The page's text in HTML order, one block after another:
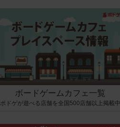
ボードゲームカフェ一覧
ボドゲが遊べる店舗を全国500店舗以上掲載中